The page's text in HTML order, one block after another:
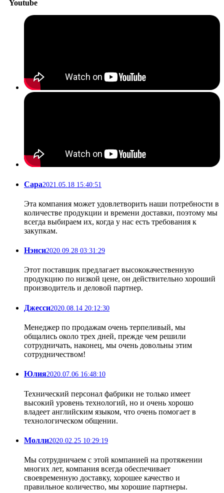
Youtube
Сара2021.05.18 15:40:51
Эта компания может удовлетворить наши потребности в
количестве продукции и времени доставки, поэтому мы
всегда выбираем их, когда у нас есть требования к
закупкам.
Нэнси2020.09.28 03:31:29
Этот поставщик предлагает высококачественную
продукцию по низкой цене, он действительно хороший
производитель и деловой партнер.
Джесси2020.08.14 20:12:30
Менеджер по продажам очень терпеливый, мы
общались около трех дней, прежде чем решили
сотрудничать, наконец, мы очень довольны этим
сотрудничеством!
Юлия2020.07.06 16:48:10
Технический персонал фабрики не только имеет
высокий уровень технологий, но и очень хорошо
владеет английским языком, что очень помогает в
технологическом общении.
Молли2020.02.25 10:29:19
Мы сотрудничаем с этой компанией на протяжении
многих лет, компания всегда обеспечивает
своевременную доставку, хорошее качество и
правильное количество, мы хорошие партнеры.